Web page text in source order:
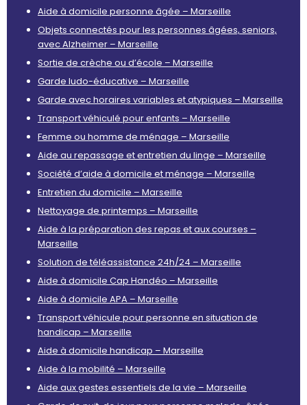
Aide à domicile personne âgée – Marseille
Objets connectés pour les personnes âgées, seniors,
avec Alzheimer – Marseille
Sortie de crèche ou d’école – Marseille
Garde ludo-éducative – Marseille
Garde avec horaires variables et atypiques – Marseille
Transport véhiculé pour enfants – Marseille
Femme ou homme de ménage – Marseille
Aide au repassage et entretien du linge – Marseille
Société d’aide à domicile et ménage – Marseille
Entretien du domicile – Marseille
Nettoyage de printemps – Marseille
Aide à la préparation des repas et aux courses –
Marseille
Solution de téléassistance 24h/24 – Marseille
Aide à domicile Cap Handéo – Marseille
Aide à domicile APA – Marseille
Transport véhicule pour personne en situation de
handicap – Marseille
Aide à domicile handicap – Marseille
Aide à la mobilité – Marseille
Aide aux gestes essentiels de la vie – Marseille